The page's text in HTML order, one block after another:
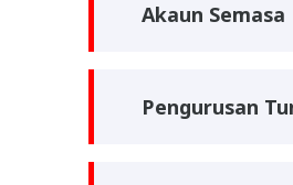
Akaun Semasa
Pengurusan